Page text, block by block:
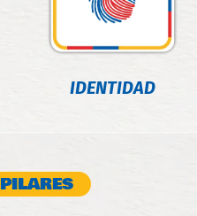
IDENTIDAD
PILARES